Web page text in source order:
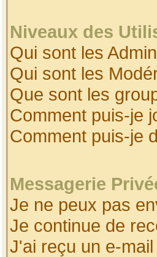
Niveaux des
Qui sont les
Qui sont les
Que sont les
Comment puis-je
Comment puis-je
Messagerie
Je ne peux pas
Je continue de
J'ai reçu un e-